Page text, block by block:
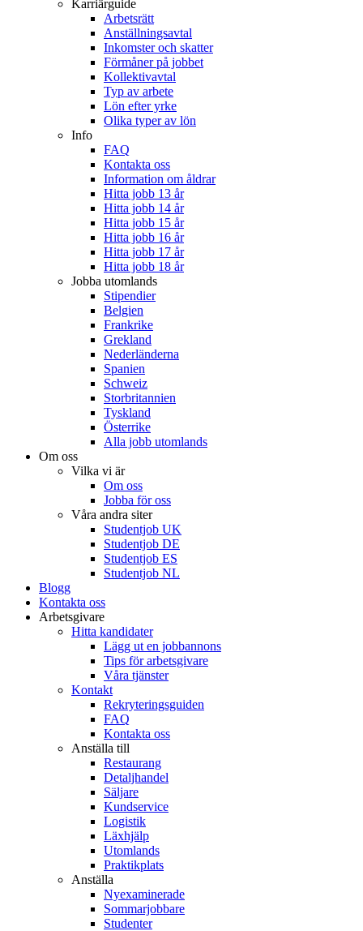
Karriärguide
Arbetsrätt
Anställningsavtal
Inkomster och skatter
Förmåner på jobbet
Kollektivavtal
Typ av arbete
Lön efter yrke
Olika typer av lön
Info
FAQ
Kontakta oss
Information om åldrar
Hitta jobb 13 år
Hitta jobb 14 år
Hitta jobb 15 år
Hitta jobb 16 år
Hitta jobb 17 år
Hitta jobb 18 år
Jobba utomlands
Stipendier
Belgien
Frankrike
Grekland
Nederländerna
Spanien
Schweiz
Storbritannien
Tyskland
Österrike
Alla jobb utomlands
Om oss
Vilka vi är
Om oss
Jobba för oss
Våra andra siter
Studentjob UK
Studentjob DE
Studentjob ES
Studentjob NL
Blogg
Kontakta oss
Arbetsgivare
Hitta kandidater
Lägg ut en jobbannons
Tips för arbetsgivare
Våra tjänster
Kontakt
Rekryteringsguiden
FAQ
Kontakta oss
Anställa till
Restaurang
Detaljhandel
Säljare
Kundservice
Logistik
Läxhjälp
Utomlands
Praktikplats
Anställa
Nyexaminerade
Sommarjobbare
Studenter